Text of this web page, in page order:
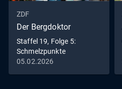
ZDF
Der Bergdoktor
Staffel 19, Folge 5:
Schmelzpunkte
05.02.2026